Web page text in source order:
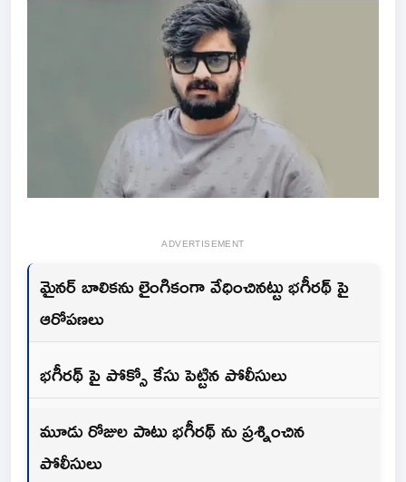
ADVERTISEMENT
మైనర్ బాలికను లైంగికంగా వేధించినట్టు భగీరథ్ పై
ఆరోపణలు
భగీరథ్ పై పోక్సో కేసు పెట్టిన పోలీసులు
మూడు రోజుల పాటు భగీరథ్ ను ప్రశ్నించిన
పోలీసులు